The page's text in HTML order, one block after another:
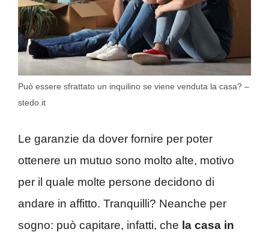
Può essere sfrattato un inquilino se viene venduta la casa? –
stedo.it
Le garanzie da dover fornire per poter
ottenere un mutuo sono molto alte, motivo
per il quale molte persone decidono di
andare in affitto. Tranquilli? Neanche per
sogno: può capitare, infatti, che la casa in